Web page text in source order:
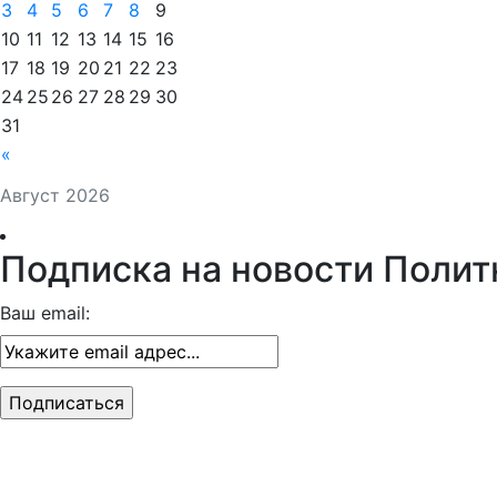
Август 2026
«
3
4 5 6 7 8
9
10 11 12 13 14 15 16
17 18 19 20 21 22 23
24 25 26 27 28 29 30
31
Подписка на новости
Ваш email: